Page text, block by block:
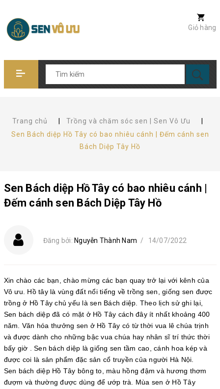
Giỏ hàng
Trang chủ Trồng và chăm sóc sen | Sen Vô Ưu
Sen Bách diệp Hồ Tây có bao nhiêu cánh | Đếm cánh sen
Bách Diệp Tây Hồ
Sen Bách diệp Hồ Tây có bao nhiêu cánh |
Đếm cánh sen Bách Diệp Tây Hồ
Đăng bởi: Nguyễn Thành Nam / 14/07/2022
Xin chào các bạn, chào mừng các bạn quay trở lại với kênh của
Vô ưu. Hồ tây là vùng đất nổi tiếng về trồng sen, giống sen được
trồng ở Hồ Tây chủ yếu là sen Bách diệp. Theo lịch sử ghi lại,
Sen bách diệp đã có mặt ở Hồ Tây cách đây ít nhất khoảng 400
năm. Văn hóa thưởng sen ở Hồ Tây có từ thời vua lê chúa trịnh
và được dành cho những bậc vua chúa hay nhân sĩ trí thức thời
bấy giờ . Sen bách diệp là giống sen tầm cao, cánh hoa kép và
được coi là sản phẩm đặc sản cổ truyền của người Hà Nội.
Sen bách diệp Hồ Tây bông to, màu hồng đậm và hương thơm
đượm và thường được dùng để ướp trà. Mùa sen ở Hồ Tây